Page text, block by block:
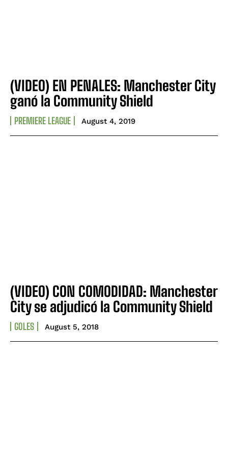
(VIDEO) EN PENALES: Manchester City
ganó la Community Shield
PREMIERE LEAGUE August 4, 2019
(VIDEO) CON COMODIDAD: Manchester
City se adjudicó la Community Shield
GOLES August 5, 2018